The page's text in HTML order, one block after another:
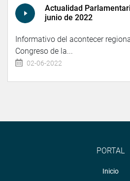
Actualidad
junio de 2022
Informativo del acontecer
Congreso de la...
02-06-2022
PORTAL
Inicio